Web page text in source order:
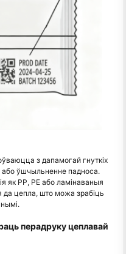
з дапамогай гнуткіх
або ўшчыльненне падноса.
як PP, PE або ламінаваныя
да цепла, што можа зрабіць
перадруку цеплавай